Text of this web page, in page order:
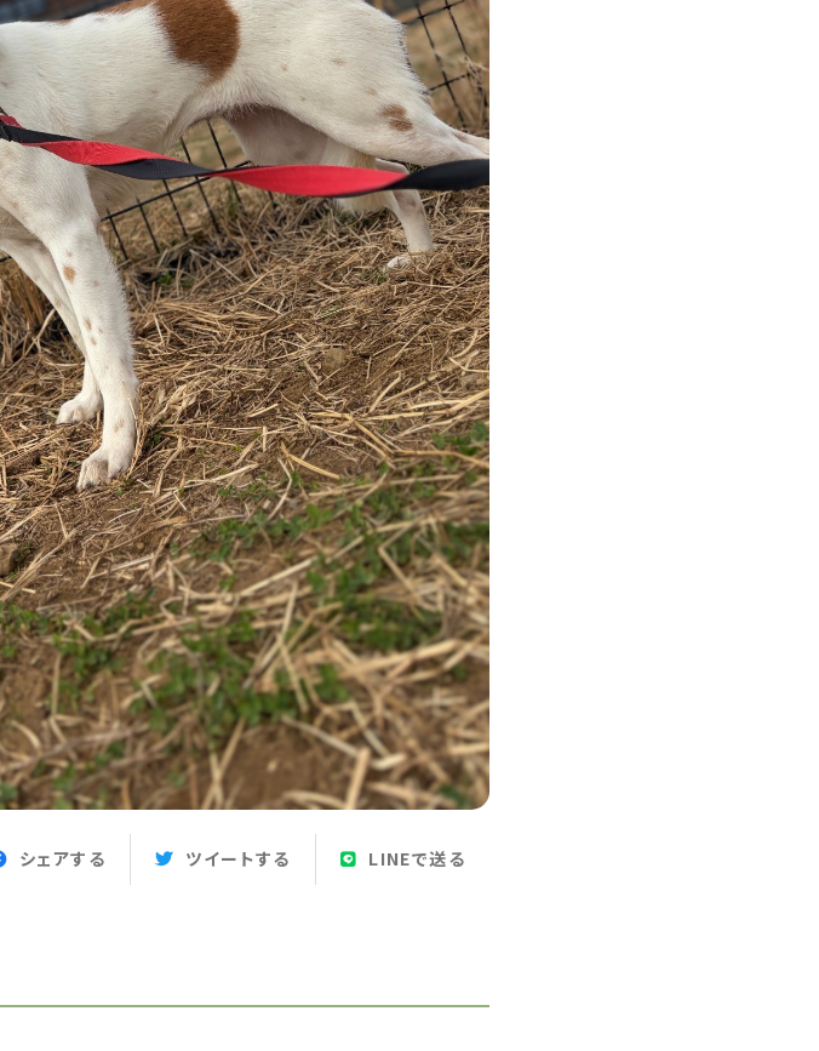
シェアする ツイートする LINEで送る